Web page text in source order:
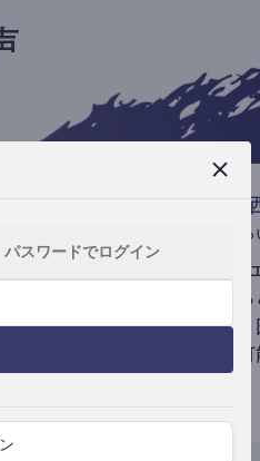
パスワードでログイン
今
ふ
theLetterで
事を執筆す
の寄付など
での活動が